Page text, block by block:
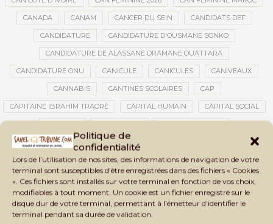
Politique de
confidentialité
Lors de l’utilisation de nos sites, des informations de navigation de votre
terminal sont susceptibles d’être enregistrées dans des fichiers « Cookies
». Ces fichiers sont installés sur votre terminal en fonction de vos choix,
modifiables à tout moment. Un cookie est un fichier enregistré sur le
disque dur de votre terminal, permettant à l’émetteur d’identifier le
terminal pendant sa durée de validation.
CANADA CANAM CANCER DU SEIN CANDIDATS DEF
CANDIDATURE CANDIDATURE D'OUSMANE SONKO
CANDIDATURE DE ALASSANE DRAMANE OUATTARA
CANDIDATURE ONU CANICULE CANICULES CANIVEAUX
CANNABIS CANTINES SCOLAIRES CAP
CAPITAINE IBRAHIM TRAORÉ CAPITAL HUMAIN CAPITAL SOCIAL
CARTE D’IDENTITÉ BIOMÉTRIQUE CARTE NINA CARTONS ROUGES
CASABLANCA CATASTROPHE CATASTROPHE NATURELLE
CATASTROPHES CLIMATIQUES CATASTROPHES NATURELLES
CAUTION 10 000 DOLLARS CAUTION DE VISA CDAT CECOGEC
CÉDÉAO CEDEAO CEI CÉLÉBRATION NATIONALE